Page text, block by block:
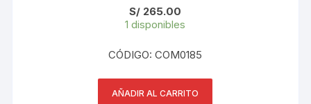
S/ 265.00
1 disponibles
CÓDIGO: COM0185
AÑADIR AL CARRITO